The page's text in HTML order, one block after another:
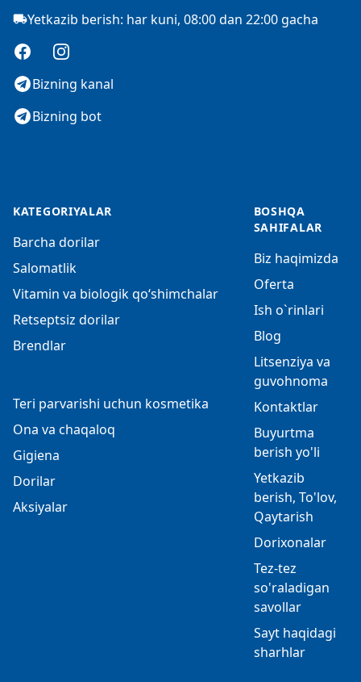
Yetkazib berish: har kuni, 08:00 dan 22:00 gacha
FacebookInstagram
Bizning kanal
Bizning bot
KATEGORIYALAR
Barcha dorilar
Salomatlik
Vitamin va biologik qo‘shimchalar
Retseptsiz dorilar
Brendlar
Teri parvarishi uchun kosmetika
Ona va chaqaloq
Gigiena
Dorilar
Aksiyalar
BOSHQA
SAHIFALAR
Biz haqimizda
Oferta
Ish o`rinlari
Blog
Litsenziya va
guvohnoma
Kontaktlar
Buyurtma
berish yo'li
Yetkazib
berish, To'lov,
Qaytarish
Dorixonalar
Tez-tez
so'raladigan
savollar
Sayt haqidagi
sharhlar